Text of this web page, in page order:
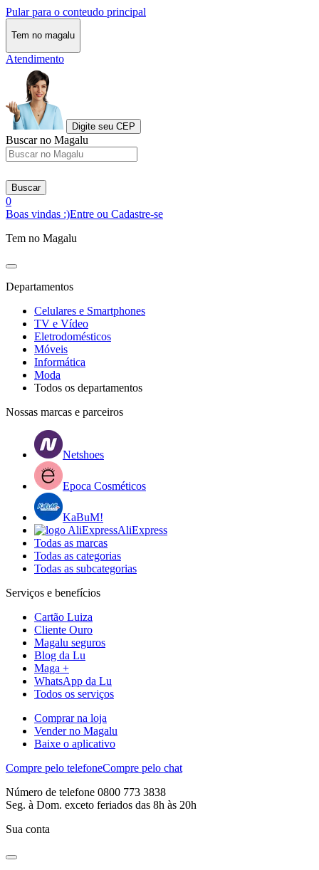
Pular para o conteudo principal
Tem no magalu
Atendimento
Digite seu CEP
Buscar no Magalu
Buscar
0
Boas vindas :)Entre ou Cadastre-se
Tem no Magalu
Departamentos
Celulares e Smartphones
TV e Vídeo
Eletrodomésticos
Móveis
Informática
Moda
Todos os departamentos
Nossas marcas e parceiros
Netshoes
Epoca Cosméticos
KaBuM!
AliExpress
Todas as marcas
Todas as categorias
Todas as subcategorias
Serviços e benefícios
Cartão Luiza
Cliente Ouro
Magalu seguros
Blog da Lu
Maga +
WhatsApp da Lu
Todos os serviços
Comprar na loja
Vender no Magalu
Baixe o aplicativo
Compre pelo telefoneCompre pelo chat
Número de telefone 0800 773 3838
Seg. à Dom. exceto feriados das 8h às 20h
Sua conta